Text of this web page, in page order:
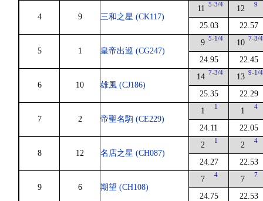
4 9 三和之星 (CK117)
11 5-3/4
25.03
12 9
22.57
5 1 皇帝出巡 (CG247)
9 5-1/4
24.95
10 7-3/4
22.45
6 10 雄風 (CJ186)
14 7-3/4
25.35
13 9-1/4
22.29
7 2 帝聖名駒 (CE229)
1 1
24.11
1 4
22.05
8 12 名店之星 (CH087)
2 1
24.27
2 4
22.53
9 6 期望 (CH108)
7 4
24.75
7 7
22.53